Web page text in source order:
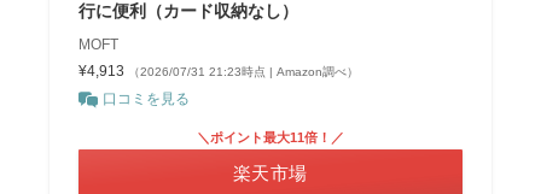
行に便利（カード収納なし）
MOFT
¥4,913
（2026/07/31 21:23時点 | Amazon調べ）
口コミを見る
＼ポイント最大11倍！／
楽天市場